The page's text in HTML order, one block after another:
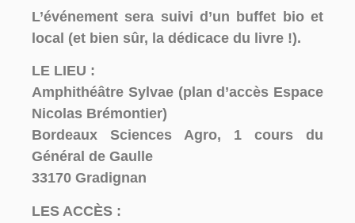
L’événement sera suivi d’un buffet bio et
local (et bien sûr, la dédicace du livre !).
LE LIEU :
Amphithéâtre Sylvae (plan d’accès Espace
Nicolas Brémontier)
Bordeaux Sciences Agro, 1 cours du
Général de Gaulle
33170 Gradignan
LES ACCÈS :